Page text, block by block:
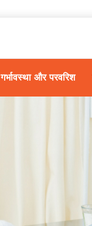
गर्भावस्था और परवरिश